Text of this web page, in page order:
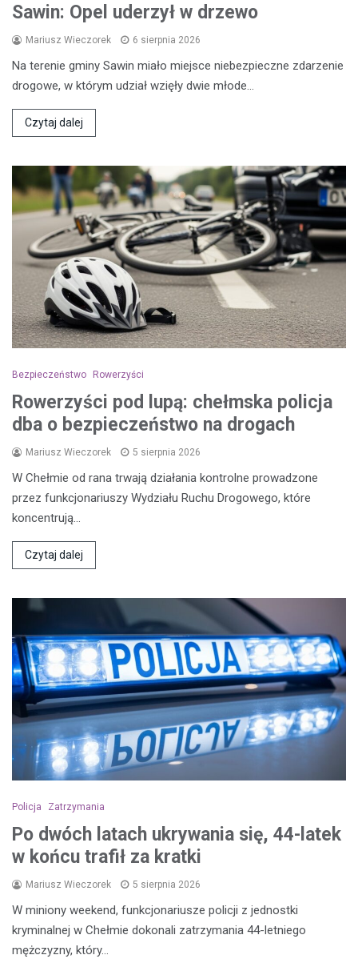
Sawin: Opel uderzył w drzewo
Mariusz Wieczorek 6 sierpnia 2026
Na terenie gminy Sawin miało miejsce niebezpieczne zdarzenie
drogowe, w którym udział wzięły dwie młode…
Czytaj dalej
Bezpieczeństwo Rowerzyści
Rowerzyści pod lupą: chełmska policja
dba o bezpieczeństwo na drogach
Mariusz Wieczorek 5 sierpnia 2026
W Chełmie od rana trwają działania kontrolne prowadzone
przez funkcjonariuszy Wydziału Ruchu Drogowego, które
koncentrują…
Czytaj dalej
Policja Zatrzymania
Po dwóch latach ukrywania się, 44-latek
w końcu trafił za kratki
Mariusz Wieczorek 5 sierpnia 2026
W miniony weekend, funkcjonariusze policji z jednostki
kryminalnej w Chełmie dokonali zatrzymania 44-letniego
mężczyzny, który…